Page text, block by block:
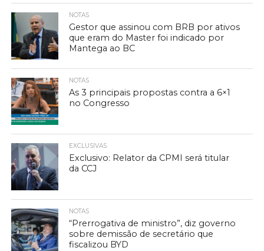
NOTAS
Gestor que assinou com BRB por ativos
que eram do Master foi indicado por
Mantega ao BC
NOTAS
As 3 principais propostas contra a 6×1
no Congresso
EXCLUSIVAS
Exclusivo: Relator da CPMI será titular
da CCJ
NOTAS
“Prerrogativa de ministro”, diz governo
sobre demissão de secretário que
fiscalizou BYD